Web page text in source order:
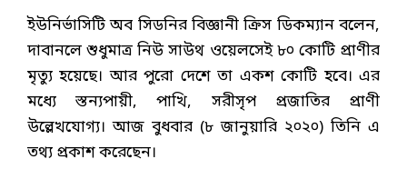
ইউনির্ভাসিটি অব সিডনির বিজ্ঞানী ক্রিস ডিকম্যান বলেন,
দাবানলে শুধুমাত্র নিউ সাউথ ওয়েলসেই ৮০ কোটি প্রাণীর
মৃত্যু হয়েছে। আর পুরো দেশে তা একশ কোটি হবে। এর
মধ্যে স্তন্যপায়ী, পাখি, সরীসৃপ প্রজাতির প্রাণী
উল্লেখযোগ্য। আজ বুধবার (৮ জানুয়ারি ২০২০) তিনি এ
তথ্য প্রকাশ করেছেন।